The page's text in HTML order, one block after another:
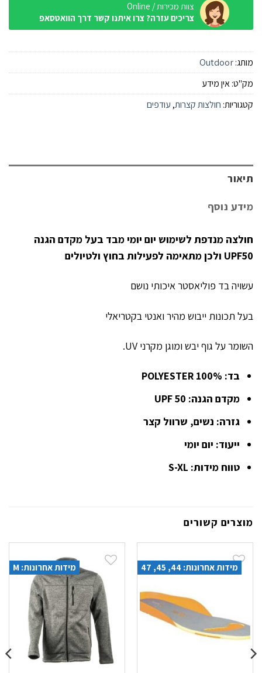
צוות מכירות / Online
צריכים עזרה? צרו איתנו קשר דרך הוואטסאפ
מותג:Outdoor
מק"ט:אין מידע
קטגוריות: חולצות קצרות, עודפים
תיאור
מידע נוסף
חולצה מנדפת לשימוש יום יומי מבד בעל מקדם הגנה
UPF50 ולכן מתאימה לפעילות בחוץ ולטיולים
עשויה בד פוליאסטר איכותי נושם
בעל תכונות ייבוש מהיר ואנטי בקטריאלי
השומר על גוף יבש ומוגן מקרני UV.
בד: 100% POLYESTER
מקדם הגנה: UPF 50
גזרה: נשים, שרוול קצר
ייעוד: יום יומי
טווח מידות: S-XL
מוצרים קשורים
מידות אחרונות: 44, 45, 47 מידות אחרונות: M